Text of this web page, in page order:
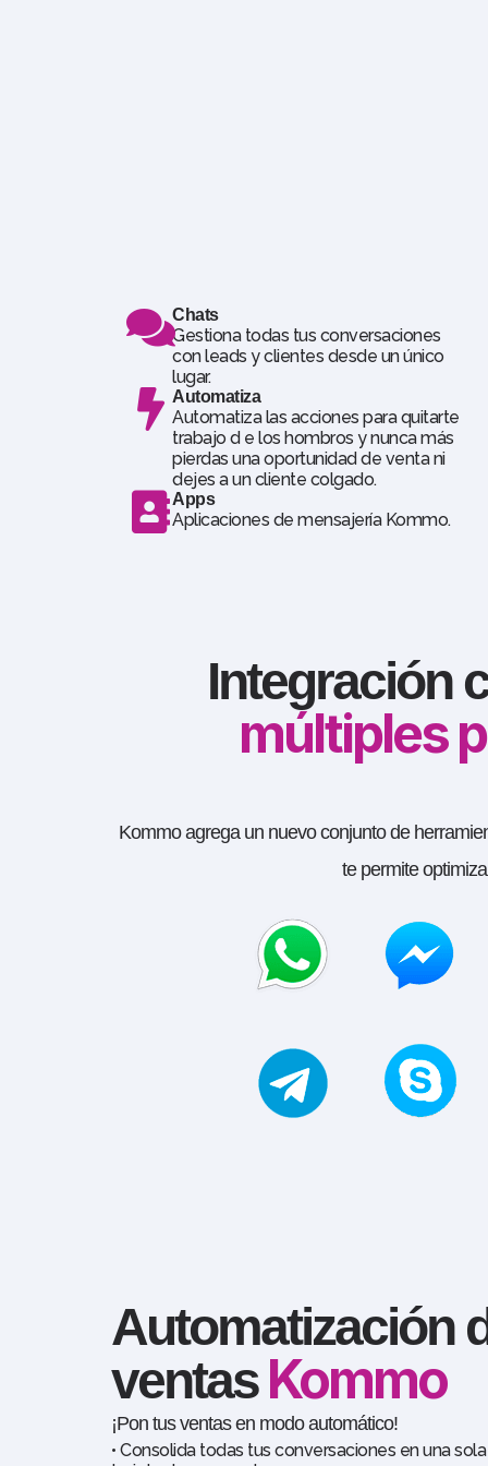
Chats
Gestiona todas tus conversaciones
con leads y clientes desde un único
lugar.
Automatiza
Automatiza las acciones para quitarte
trabajo d e los hombros y nunca más
pierdas una oportunidad de venta ni
dejes a un cliente colgado.
Apps
Aplicaciones de mensajería Kommo.
Integración
múltiples
Kommo agrega un nuevo conjunto de
te permite
Automatización
ventasKommo
¡Pon tus ventas en modo automático!
• Consolida todas tus conversaciones en una sola